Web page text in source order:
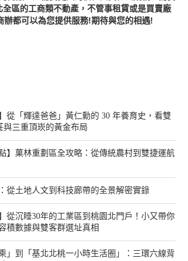
全區的工商類不動產，不管事租賃或是買賣廠
辦都可以為您提供服務!期待與您的相遇!
從「輝達爸爸」黃仁勳的 30 年養育史，看雙
與三重頂崁的黃金布局
】菓林重劃區全攻略：從傳統農村到雙捷運航
從土地人文到科技廊帶的全景解密實錄
從沉睡30年的工業區到桃園北門戶！小又帶你
積數據與雙客群選址真相
」到「基北北桃一小時生活圈」：三環六線背